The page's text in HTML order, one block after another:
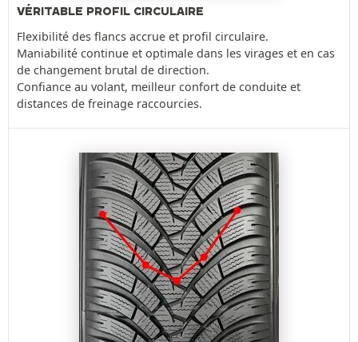
VÉRITABLE PROFIL CIRCULAIRE
Flexibilité des flancs accrue et profil circulaire.
Maniabilité continue et optimale dans les virages et en cas
de changement brutal de direction.
Confiance au volant, meilleur confort de conduite et
distances de freinage raccourcies.